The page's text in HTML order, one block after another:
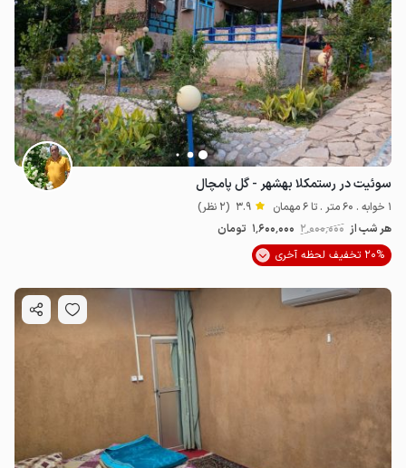
سوئیت در رستمکلا بهشهر - گل پامچال
1 خوابه . 60 متر . تا 6 مهمان 3.9 (2 نظر)
هر شب از 2٬000٬000 1٬600٬000 تومان
20% تخفیف لحظه آخری